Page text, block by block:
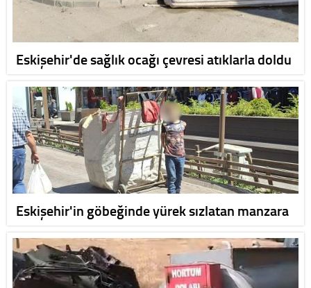
Eskişehir'de sağlık ocağı çevresi atıklarla doldu
Eskişehir'in göbeğinde yürek sızlatan manzara